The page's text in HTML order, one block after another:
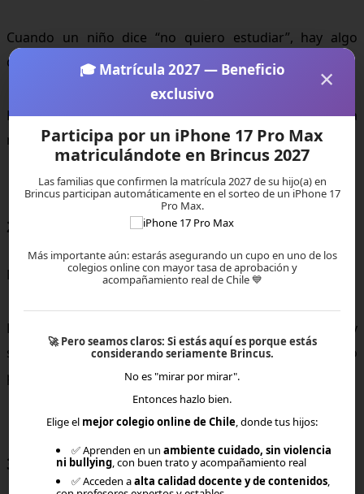
Cuando un niño dice “no quiero estudiar”, hay algo
detrás de esa frase.
Escuchar sin juzgar y preguntar “¿qué parte te cuesta
más?” puede abrir la puerta a soluciones reales.
2. Equilibrar exigencia y bienestar
No todos los días son iguales.
Permitir pausas o días más livianos cuando hay
sobrecarga ayuda a preservar la motivación a largo
plazo.
3. Celebrar los avances pequeños
×
🎓 Matrícula 2027 — Beneficio
exclusivo
Participa por un iPhone 17 Pro Max
matriculándote en Brincus 2027
Las familias que confirmen la matrícula 2027 de su hijo(a) en
Brincus participan automáticamente en el sorteo de un iPhone 17
Pro Max.
Más importante aún: estarás asegurando un cupo en uno de los
colegios online con mayor tasa de aprobación y
acompañamiento real de Chile 💙
🚀Pero seamos claros: Si estás aquí es porque estás
considerando seriamente Brincus.
No es "mirar por mirar".
Entonces hazlo bien.
Elige el mejor colegio online de Chile, donde tus hijos:
✅ Aprenden en unambiente cuidado, sin violencia
ni bullying, con buen trato y acompañamiento real
✅ Acceden aalta calidad docente y de contenidos,